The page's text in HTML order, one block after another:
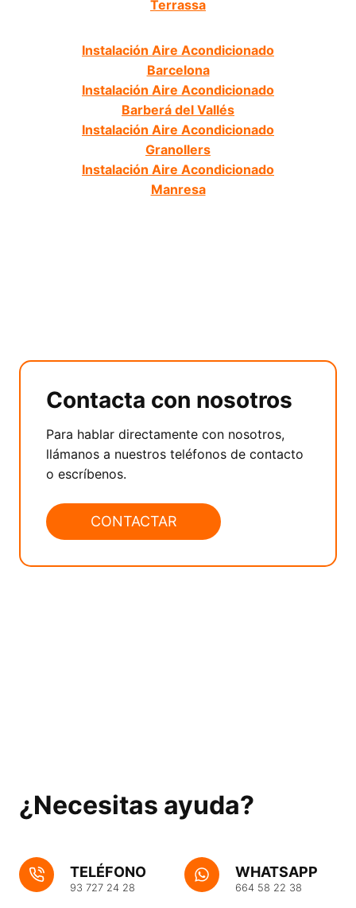
Terrassa
Instalación Aire Acondicionado
Barcelona
Instalación Aire Acondicionado
Barberá del Vallés
Instalación Aire Acondicionado
Granollers
Instalación Aire Acondicionado
Manresa
Contacta con nosotros
Para hablar directamente con nosotros,
llámanos a nuestros teléfonos de contacto
o escríbenos.
CONTACTAR
¿Necesitas ayuda?
TELÉFONO
93 727 24 28
WHATSAPP
664 58 22 38